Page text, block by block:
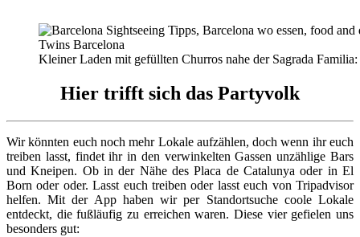
Kleiner Laden mit gefüllten Churros nahe der Sagrada
Hier trifft sich das Partyvolk
Wir könnten euch noch mehr Lokale aufzählen, doch wenn ihr euch
treiben lasst, findet ihr in den verwinkelten Gassen unzählige Bars
und Kneipen. Ob in der Nähe des Placa de Catalunya oder in El
Born oder oder. Lasst euch treiben oder lasst euch von Tripadvisor
helfen. Mit der App haben wir per Standortsuche coole Lokale
entdeckt, die fußläufig zu erreichen waren. Diese vier gefielen uns
besonders gut: